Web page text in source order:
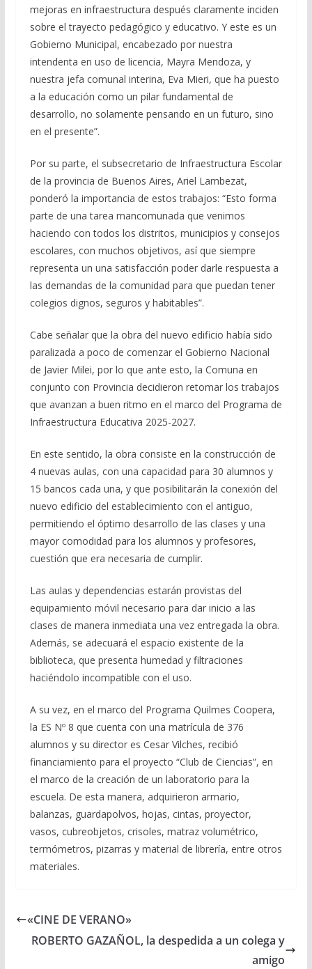
mejoras en infraestructura después claramente inciden
sobre el trayecto pedagógico y educativo. Y este es un
Gobierno Municipal, encabezado por nuestra
intendenta en uso de licencia, Mayra Mendoza, y
nuestra jefa comunal interina, Eva Mieri, que ha puesto
a la educación como un pilar fundamental de
desarrollo, no solamente pensando en un futuro, sino
en el presente”.
Por su parte, el subsecretario de Infraestructura Escolar
de la provincia de Buenos Aires, Ariel Lambezat,
ponderó la importancia de estos trabajos: “Esto forma
parte de una tarea mancomunada que venimos
haciendo con todos los distritos, municipios y consejos
escolares, con muchos objetivos, así que siempre
representa un una satisfacción poder darle respuesta a
las demandas de la comunidad para que puedan tener
colegios dignos, seguros y habitables”.
Cabe señalar que la obra del nuevo edificio había sido
paralizada a poco de comenzar el Gobierno Nacional
de Javier Milei, por lo que ante esto, la Comuna en
conjunto con Provincia decidieron retomar los trabajos
que avanzan a buen ritmo en el marco del Programa de
Infraestructura Educativa 2025-2027.
En este sentido, la obra consiste en la construcción de
4 nuevas aulas, con una capacidad para 30 alumnos y
15 bancos cada una, y que posibilitarán la conexión del
nuevo edificio del establecimiento con el antiguo,
permitiendo el óptimo desarrollo de las clases y una
mayor comodidad para los alumnos y profesores,
cuestión que era necesaria de cumplir.
Las aulas y dependencias estarán provistas del
equipamiento móvil necesario para dar inicio a las
clases de manera inmediata una vez entregada la obra.
Además, se adecuará el espacio existente de la
biblioteca, que presenta humedad y filtraciones
haciéndolo incompatible con el uso.
A su vez, en el marco del Programa Quilmes Coopera,
la ES Nº 8 que cuenta con una matrícula de 376
alumnos y su director es Cesar Vilches, recibió
financiamiento para el proyecto “Club de Ciencias”, en
el marco de la creación de un laboratorio para la
escuela. De esta manera, adquirieron armario,
balanzas, guardapolvos, hojas, cintas, proyector,
vasos, cubreobjetos, crisoles, matraz volumétrico,
termómetros, pizarras y material de librería, entre otros
materiales.
«CINE DE VERANO»
ROBERTO GAZAÑOL, la despedida a un colega y
amigo